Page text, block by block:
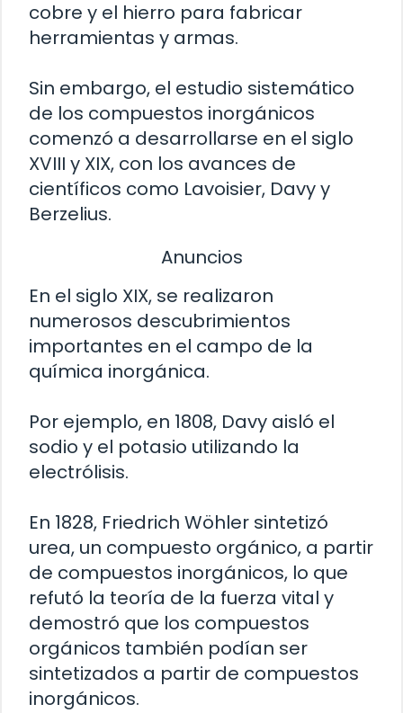
cobre y el hierro para fabricar
herramientas y armas.
Sin embargo, el estudio sistemático
de los compuestos inorgánicos
comenzó a desarrollarse en el siglo
XVIII y XIX, con los avances de
científicos como Lavoisier, Davy y
Berzelius.
Anuncios
En el siglo XIX, se realizaron
numerosos descubrimientos
importantes en el campo de la
química inorgánica.
Por ejemplo, en 1808, Davy aisló el
sodio y el potasio utilizando la
electrólisis.
En 1828, Friedrich Wöhler sintetizó
urea, un compuesto orgánico, a partir
de compuestos inorgánicos, lo que
refutó la teoría de la fuerza vital y
demostró que los compuestos
orgánicos también podían ser
sintetizados a partir de compuestos
inorgánicos.